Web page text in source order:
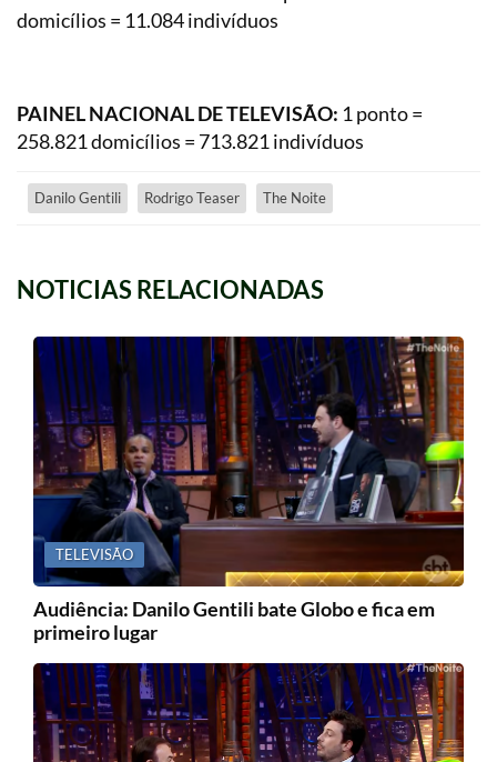
domicílios = 11.084 indivíduos
PAINEL NACIONAL DE TELEVISÃO: 1 ponto =
258.821 domicílios = 713.821 indivíduos
Danilo Gentili Rodrigo Teaser The Noite
NOTICIAS RELACIONADAS
TELEVISÃO
Audiência: Danilo Gentili bate Globo e fica em
primeiro lugar